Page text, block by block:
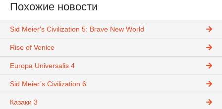
Похожие новости
Sid Meier's Civilization 5: Brave New World
Rise of Venice
Europa Universalis 4
Sid Meier’s Civilization 6
Казаки 3